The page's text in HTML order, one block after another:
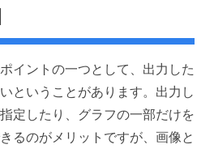
イントの一つとして、出力した
ということがあります。出力し
定したり、グラフの一部だけを
るのがメリットですが、画像と